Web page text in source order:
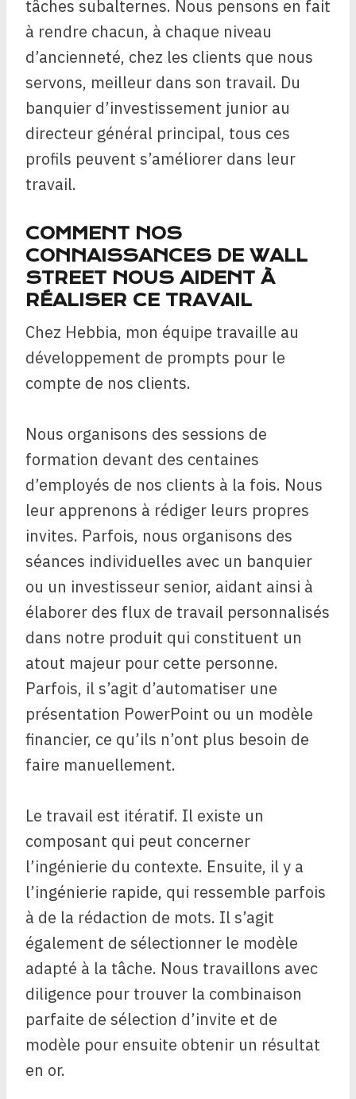
tâches subalternes. Nous pensons en fait
à rendre chacun, à chaque niveau
d’ancienneté, chez les clients que nous
servons, meilleur dans son travail. Du
banquier d’investissement junior au
directeur général principal, tous ces
profils peuvent s’améliorer dans leur
travail.
COMMENT NOS
CONNAISSANCES DE WALL
STREET NOUS AIDENT À
RÉALISER CE TRAVAIL
Chez Hebbia, mon équipe travaille au
développement de prompts pour le
compte de nos clients.
Nous organisons des sessions de
formation devant des centaines
d’employés de nos clients à la fois. Nous
leur apprenons à rédiger leurs propres
invites. Parfois, nous organisons des
séances individuelles avec un banquier
ou un investisseur senior, aidant ainsi à
élaborer des flux de travail personnalisés
dans notre produit qui constituent un
atout majeur pour cette personne.
Parfois, il s’agit d’automatiser une
présentation PowerPoint ou un modèle
financier, ce qu’ils n’ont plus besoin de
faire manuellement.
Le travail est itératif. Il existe un
composant qui peut concerner
l’ingénierie du contexte. Ensuite, il y a
l’ingénierie rapide, qui ressemble parfois
à de la rédaction de mots. Il s’agit
également de sélectionner le modèle
adapté à la tâche. Nous travaillons avec
diligence pour trouver la combinaison
parfaite de sélection d’invite et de
modèle pour ensuite obtenir un résultat
en or.